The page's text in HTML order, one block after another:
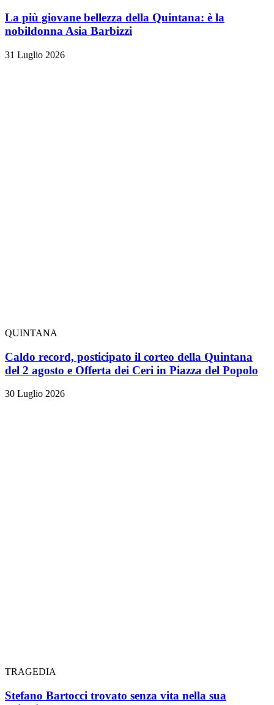
La più giovane bellezza della Quintana: è la
nobildonna Asia Barbizzi
31 Luglio 2026
QUINTANA
Caldo record, posticipato il corteo della Quintana
del 2 agosto e Offerta dei Ceri in Piazza del Popolo
30 Luglio 2026
TRAGEDIA
Stefano Bartocci trovato senza vita nella sua